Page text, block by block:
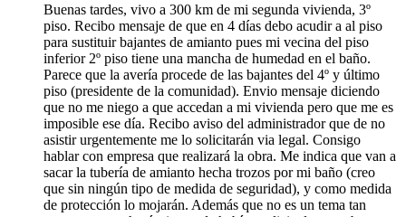
Buenas tardes, vivo a 300 km de mi segunda vivienda, 3º
piso. Recibo mensaje de que en 4 días debo acudir a al piso
para sustituir bajantes de amianto pues mi vecina del piso
inferior 2º piso tiene una mancha de humedad en el baño.
Parece que la avería procede de las bajantes del 4º y último
piso (presidente de la comunidad). Envio mensaje diciendo
que no me niego a que accedan a mi vivienda pero que me es
imposible ese día. Recibo aviso del administrador que de no
asistir urgentemente me lo solicitarán via legal. Consigo
hablar con empresa que realizará la obra. Me indica que van a
sacar la tubería de amianto hecha trozos por mi baño (creo
que sin ningún tipo de medida de seguridad), y como medida
de protección lo mojarán. Además que no es un tema tan